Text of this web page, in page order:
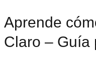
Aprende
Claro – Guía